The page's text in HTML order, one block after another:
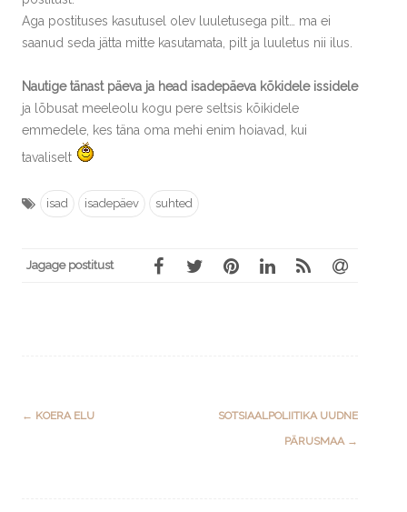
Aga postituses kasutusel olev luuletusega pilt… ma ei
saanud seda jätta mitte kasutamata, pilt ja luuletus nii ilus.
Nautige tänast päeva ja head isadepäeva kõkidele issidele
ja lõbusat meeleolu kogu pere seltsis kõikidele
emmedele, kes täna oma mehi enim hoiavad, kui
tavaliselt
isad isadepäev suhted
Jagage postitust
Post
← KOERA ELU
SOTSIAALPOLIITIKA UUDNE
PÄRUSMAA →